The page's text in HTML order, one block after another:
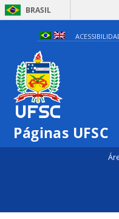
BRASIL
Páginas UFSC